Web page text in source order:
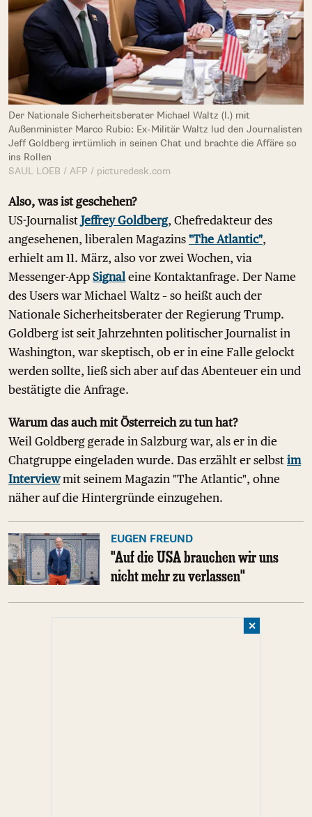
Der Nationale Sicherheitsberater Michael Waltz (l.) mit
Außenminister Marco Rubio: Ex-Militär Waltz lud den Journalisten
Jeff Goldberg irrtümlich in seinen Chat und brachte die Affäre so
ins Rollen
SAUL LOEB / AFP / picturedesk.com
Also, was ist geschehen?
US-Journalist Jeffrey Goldberg, Chefredakteur des
angesehenen, liberalen Magazins "The Atlantic",
erhielt am 11. März, also vor zwei Wochen, via
Messenger-App Signaleine Kontaktanfrage. Der Name
des Users war Michael Waltz – so heißt auch der
Nationale Sicherheitsberater der Regierung Trump.
Goldberg ist seit Jahrzehnten politischer Journalist in
Washington, war skeptisch, ob er in eine Falle gelockt
werden sollte, ließ sich aber auf das Abenteuer ein und
bestätigte die Anfrage.
Warum das auch mit Österreich zu tun hat?
Weil Goldberg gerade in Salzburg war, als er in die
Chatgruppe eingeladen wurde. Das erzählt er selbst im
Interviewmit seinem Magazin "The Atlantic", ohne
näher auf die Hintergründe einzugehen.
EUGEN FREUND
"Auf die USA brauchen wir uns
nicht mehr zu verlassen"
✕